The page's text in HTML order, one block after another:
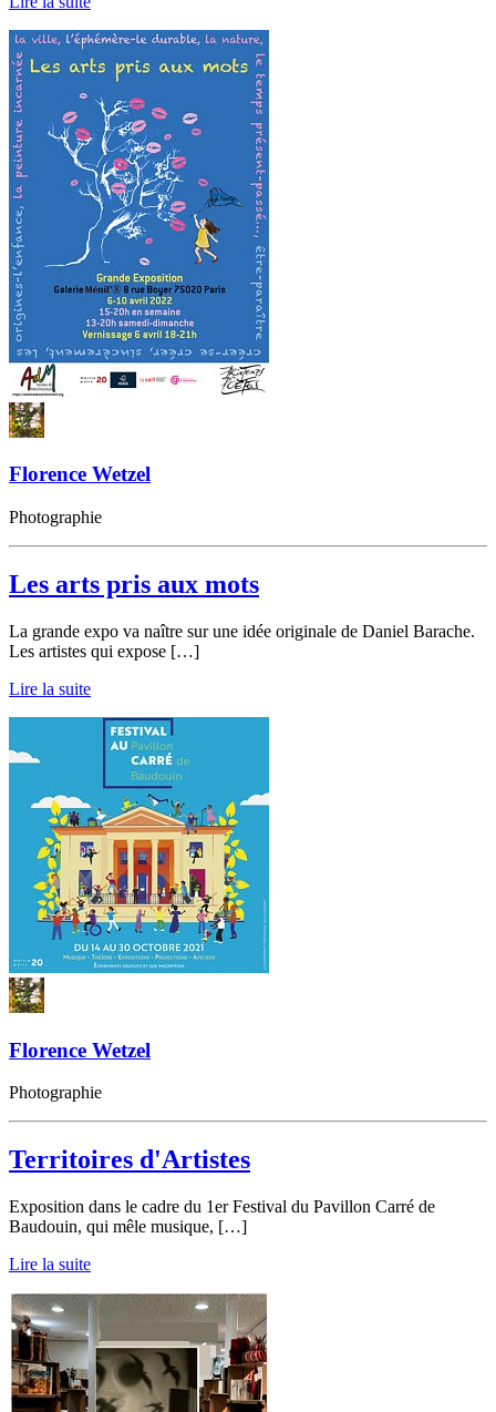
Florence Wetzel
Photographie
Les arts pris aux mots
La grande expo va naître sur une idée originale de Daniel Barache.
Les artistes qui expose […]
Lire la suite
Florence Wetzel
Photographie
Territoires d'Artistes
Exposition dans le cadre du 1er Festival du Pavillon Carré de
Baudouin, qui mêle musique, […]
Lire la suite